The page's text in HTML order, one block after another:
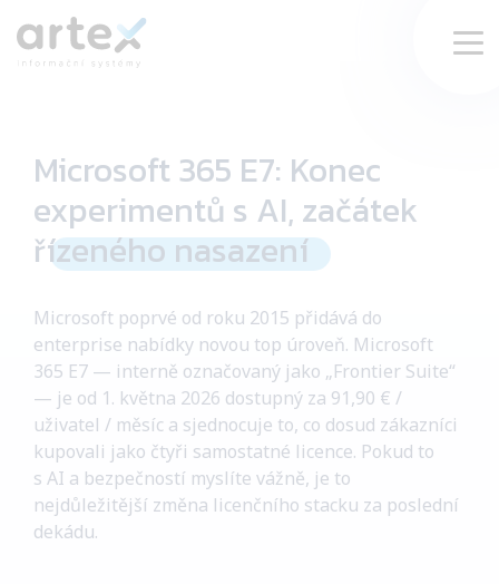
Produkty a služby
Inspirace
Reference
Webináře
Blog
Microsoft 365 E7: Konec
experimentů s AI, začátek
řízeného nasazení
Microsoft poprvé od roku 2015 přidává do
enterprise nabídky novou top úroveň. Microsoft
365 E7 — interně označovaný jako „Frontier Suite“
— je od 1. května 2026 dostupný za 91,90 € /
uživatel / měsíc a sjednocuje to, co dosud zákazníci
kupovali jako čtyři samostatné licence. Pokud to
s AI a bezpečností myslíte vážně, je to
nejdůležitější změna licenčního stacku za poslední
dekádu.